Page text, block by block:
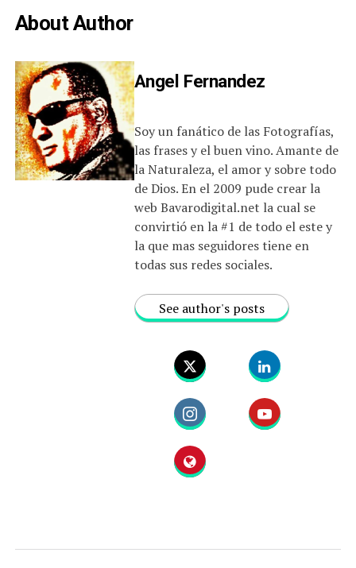
About Author
Angel Fernandez
Soy un fanático de las Fotografías,
las frases y el buen vino. Amante de
la Naturaleza, el amor y sobre todo
de Dios. En el 2009 pude crear la
web Bavarodigital.net la cual se
convirtió en la #1 de todo el este y
la que mas seguidores tiene en
todas sus redes sociales.
See author's posts